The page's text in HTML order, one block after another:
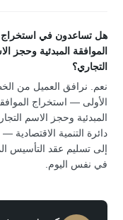
في استخراج
المبدئية وحجز الاسم
العميل من الخطوة
استخراج الموافقة
وحجز الاسم التجاري من
الاقتصادية — وصولاً
عقد التأسيس الموثق